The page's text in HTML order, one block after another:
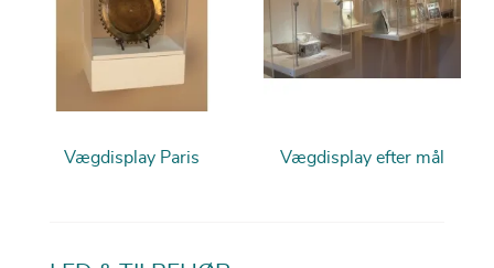
Vægdisplay Paris Vægdisplay efter mål